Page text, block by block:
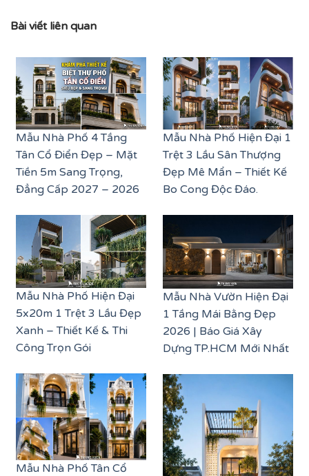
Bài viết liên quan
Mẫu Nhà Phố 4 Tầng
Tân Cổ Điển Đẹp – Mặt
Tiền 5m Sang Trọng,
Đẳng Cấp 2027 – 2026
Mẫu Nhà Phố Hiện Đại
5x20m 1 Trệt 3 Lầu Đẹp
Xanh – Thiết Kế & Thi
Công Trọn Gói
Mẫu Nhà Phố Tân Cổ
Mẫu Nhà Phố Hiện Đại 1
Trệt 3 Lầu Sân Thượng
Đẹp Mê Mẩn – Thiết Kế
Bo Cong Độc Đáo.
Mẫu Nhà Vườn Hiện Đại
1 Tầng Mái Bằng Đẹp
2026 | Báo Giá Xây
Dựng TP.HCM Mới Nhất